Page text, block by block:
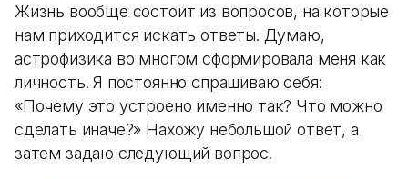
Жизнь вообще состоит из вопросов, на которые
нам приходится искать ответы. Думаю,
астрофизика во многом сформировала меня как
личность. Я постоянно спрашиваю себя:
«Почему это устроено именно так? Что можно
сделать иначе?» Нахожу небольшой ответ, а
затем задаю следующий вопрос.